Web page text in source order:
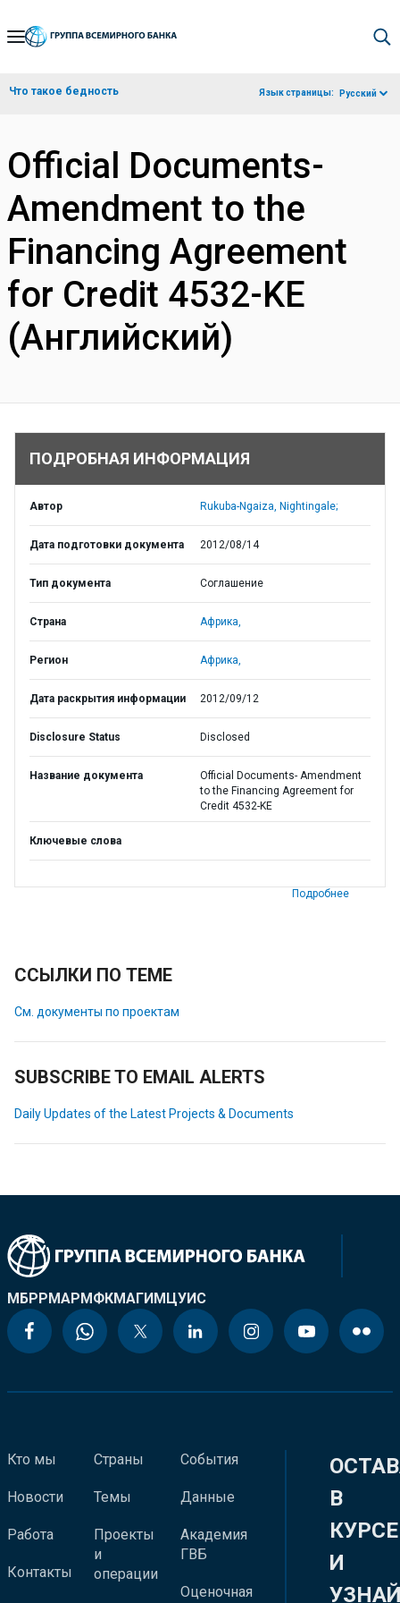
Skip
Navigation
Что такое бедность Язык страницы: Русский
Official Documents-
Amendment to the
Financing Agreement
for Credit 4532-KE
(Английский)
ПОДРОБНАЯ ИНФОРМАЦИЯ
Автор Rukuba-Ngaiza, Nightingale;
Дата подготовки документа 2012/08/14
Тип документа Соглашение
Страна Африка,
Регион Африка,
Дата раскрытия информации 2012/09/12
Disclosure Status Disclosed
Название документа
Official Documents- Amendment
to the Financing Agreement for
Credit 4532-KE
Ключевые слова
Подробнее
ССЫЛКИ ПО ТЕМЕ
См. документы по проектам
SUBSCRIBE TO EMAIL ALERTS
Daily Updates of the Latest Projects & Documents
МБРРМАРМФКМАГИМЦУИС
Кто мы
Новости
Работа
Контакты
Страны
Темы
Проекты
и
операции
События
Данные
Академия
ГВБ
Оценочная
В
КУРСЕ
И